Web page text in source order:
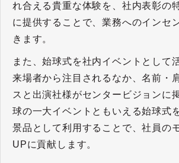
れ合える貴重な体験を、社内表彰の
に提供することで、業務へのインセ
きます。
また、始球式を社内イベントとして
来場者から注目されるなか、名前・
スと出演社様がセンタービジョンに
球の一大イベントともいえる始球式
景品として利用することで、社員の
UPに貢献します。